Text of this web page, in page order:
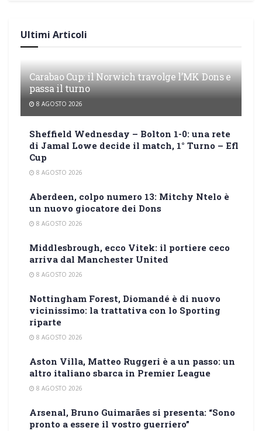
Ultimi Articoli
Carabao Cup: il Norwich travolge l’MK Dons e
passa il turno
8 AGOSTO 2026
Sheffield Wednesday – Bolton 1-0: una rete
di Jamal Lowe decide il match, 1° Turno – Efl
Cup
8 AGOSTO 2026
Aberdeen, colpo numero 13: Mitchy Ntelo è
un nuovo giocatore dei Dons
8 AGOSTO 2026
Middlesbrough, ecco Vitek: il portiere ceco
arriva dal Manchester United
8 AGOSTO 2026
Nottingham Forest, Diomandé è di nuovo
vicinissimo: la trattativa con lo Sporting
riparte
8 AGOSTO 2026
Aston Villa, Matteo Ruggeri è a un passo: un
altro italiano sbarca in Premier League
8 AGOSTO 2026
Arsenal, Bruno Guimarães si presenta: “Sono
pronto a essere il vostro guerriero”